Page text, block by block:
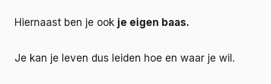
Hiernaast ben je ook je eigen baas.
Je kan je leven dus leiden hoe en waar je wil.